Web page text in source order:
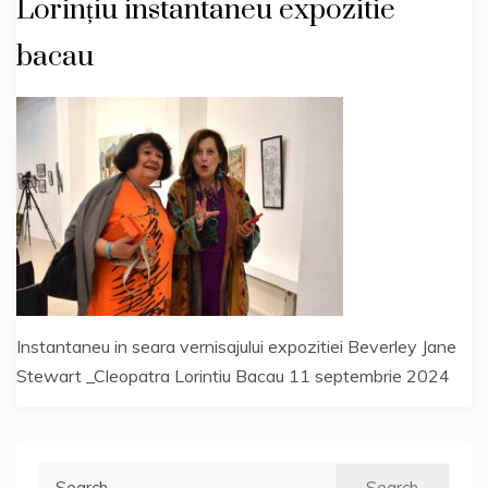
Lorințiu instantaneu expozitie
bacau
Instantaneu in seara vernisajului expozitiei Beverley Jane
Stewart _Cleopatra Lorintiu Bacau 11 septembrie 2024